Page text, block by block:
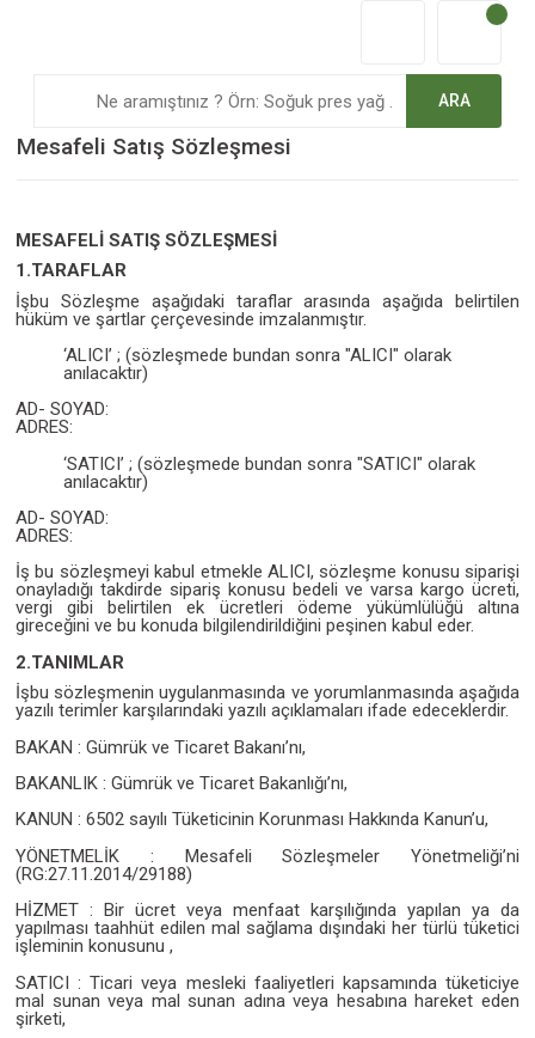
ARA
Mesafeli Satış Sözleşmesi
MESAFELİ SATIŞ SÖZLEŞMESİ
1.TARAFLAR
İşbu Sözleşme aşağıdaki taraflar arasında aşağıda belirtilen
hüküm ve şartlar çerçevesinde imzalanmıştır.
‘ALICI’ ; (sözleşmede bundan sonra "ALICI" olarak
anılacaktır)
AD- SOYAD:
ADRES:
‘SATICI’ ; (sözleşmede bundan sonra "SATICI" olarak
anılacaktır)
AD- SOYAD:
ADRES:
İş bu sözleşmeyi kabul etmekle ALICI, sözleşme konusu siparişi
onayladığı takdirde sipariş konusu bedeli ve varsa kargo ücreti,
vergi gibi belirtilen ek ücretleri ödeme yükümlülüğü altına
gireceğini ve bu konuda bilgilendirildiğini peşinen kabul eder.
2.TANIMLAR
İşbu sözleşmenin uygulanmasında ve yorumlanmasında aşağıda
yazılı terimler karşılarındaki yazılı açıklamaları ifade edeceklerdir.
BAKAN : Gümrük ve Ticaret Bakanı’nı,
BAKANLIK : Gümrük ve Ticaret Bakanlığı’nı,
KANUN : 6502 sayılı Tüketicinin Korunması Hakkında Kanun’u,
YÖNETMELİK : Mesafeli Sözleşmeler Yönetmeliği’ni
(RG:27.11.2014/29188)
HİZMET : Bir ücret veya menfaat karşılığında yapılan ya da
yapılması taahhüt edilen mal sağlama dışındaki her türlü tüketici
işleminin konusunu ,
SATICI : Ticari veya mesleki faaliyetleri kapsamında tüketiciye
mal sunan veya mal sunan adına veya hesabına hareket eden
şirketi,